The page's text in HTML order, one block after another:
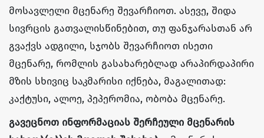
მოსავლელი მცენარე შევარჩიოთ. ასევე, შიდა
სივრცის გათვალისწინებით, თუ ფანჯარასთან არ
გვაქვს ადგილი, სჯობს შევარჩიოთ ისეთი
მცენარე, რომლის გასახარებლად არაპირდაპირი
მზის სხივიც საკმარისი იქნება, მაგალითად:
კაქტუსი, ალოე, პეპერომია, ობობა მცენარე.
გავეცნოთ ინფორმაციას შერჩეული მცენარის